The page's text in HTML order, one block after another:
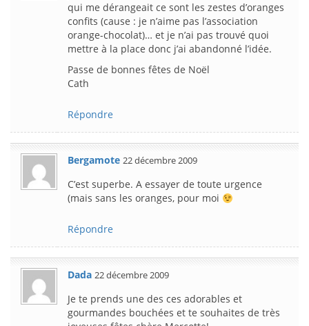
qui me dérangeait ce sont les zestes d’oranges
confits (cause : je n’aime pas l’association
orange-chocolat)… et je n’ai pas trouvé quoi
mettre à la place donc j’ai abandonné l’idée.
Passe de bonnes fêtes de Noël
Cath
Répondre
Bergamote 22 décembre 2009
C’est superbe. A essayer de toute urgence
(mais sans les oranges, pour moi
Répondre
Dada 22 décembre 2009
Je te prends une des ces adorables et
gourmandes bouchées et te souhaites de très